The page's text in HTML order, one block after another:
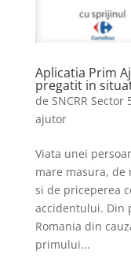
Aplicatia Prim
pregatit in
de SNCRR Sector
ajutor
Viata unei
mare masura,
si de priceperea
accidentului. Din
Romania din
primului...